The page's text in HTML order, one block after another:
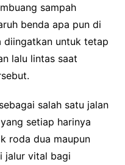
sampah
benda apa pun di
diingatkan untuk tetap
lalu lintas saat
salah satu jalan
setiap harinya
roda dua maupun
jalur vital bagi